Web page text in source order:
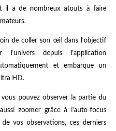
il a de nombreux atouts à faire
de coller son œil dans l'objectif
l'univers depuis l'application
et embarque un
HD.
pouvez observer la partie du
zoomer grâce à l'auto-focus
vos observations, ces derniers